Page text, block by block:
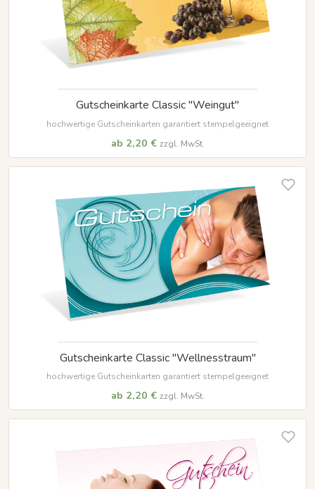
Gutscheinkarte Classic "Weingut"
hochwertige Gutscheinkarten garantiert stempelgeeignet
ab 2,20 € zzgl. MwSt.
Gutscheinkarte Classic "Wellnesstraum"
hochwertige Gutscheinkarten garantiert stempelgeeignet
ab 2,20 € zzgl. MwSt.